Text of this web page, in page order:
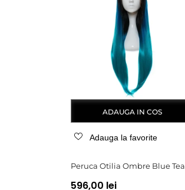
ADAUGA IN COS
Adauga la favorite
Peruca Otilia Ombre Blue
596,00 lei